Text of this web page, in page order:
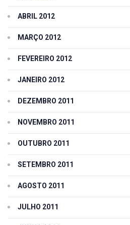
ABRIL 2012
MARÇO 2012
FEVEREIRO 2012
JANEIRO 2012
DEZEMBRO 2011
NOVEMBRO 2011
OUTUBRO 2011
SETEMBRO 2011
AGOSTO 2011
JULHO 2011